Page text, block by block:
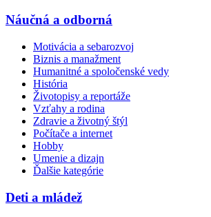
Náučná a odborná
Motivácia a sebarozvoj
Biznis a manažment
Humanitné a spoločenské vedy
História
Životopisy a reportáže
Vzťahy a rodina
Zdravie a životný štýl
Počítače a internet
Hobby
Umenie a dizajn
Ďalšie kategórie
Deti a mládež